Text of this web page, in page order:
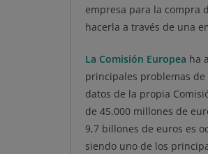
empresa para la compra
hacerla a través de una
La Comisión Europea ha
principales problemas
datos de la propia
de 45.000 millones de
9,7 billones de euros es
siendo uno de los